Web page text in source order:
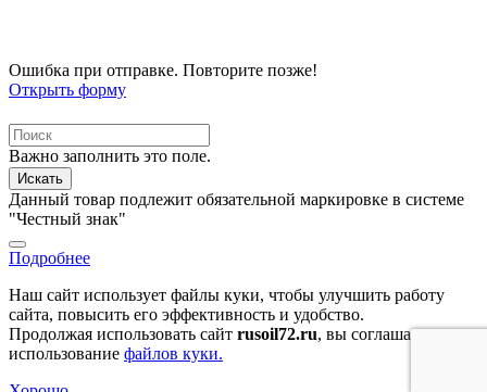
Ошибка при отправке. Повторите позже!
Открыть форму
Важно заполнить это поле.
Искать
Данный товар подлежит обязательной маркировке в системе
"Честный знак"
Подробнее
Наш сайт использует файлы куки, чтобы улучшить работу
сайта, повысить его эффективность и удобство.
Продолжая использовать сайт rusoil72.ru, вы соглашаетесь на
использование файлов куки.